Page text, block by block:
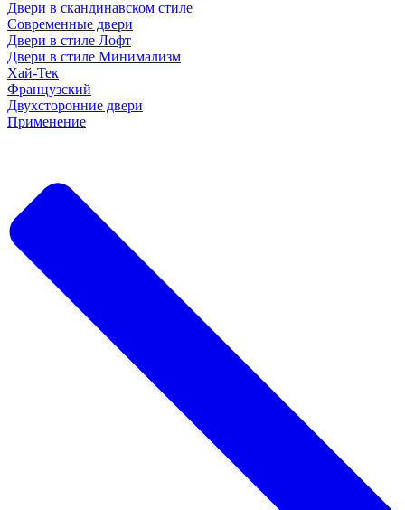
Двери в скандинавском стиле
Современные двери
Двери в стиле Лофт
Двери в стиле Минимализм
Хай-Тек
Французский
Двухсторонние двери
Применение